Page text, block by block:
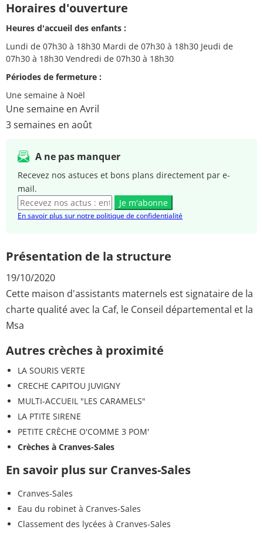
Horaires d'ouverture
Heures d'accueil des enfants :
Lundi de 07h30 à 18h30 Mardi de 07h30 à 18h30 Jeudi de
07h30 à 18h30 Vendredi de 07h30 à 18h30
Périodes de fermeture :
Une semaine à Noël
Une semaine en Avril
3 semaines en août
A ne pas manquer
Recevez nos astuces et bons plans directement par e-
mail.
Je m'abonne
En savoir plus sur notre politique de confidentialité
Présentation de la structure
19/10/2020
Cette maison d'assistants maternels est signataire de la
charte qualité avec la Caf, le Conseil départemental et la
Msa
Autres crèches à proximité
LA SOURIS VERTE
CRECHE CAPITOU JUVIGNY
MULTI-ACCUEIL "LES CARAMELS"
LA PTITE SIRENE
PETITE CRÈCHE O'COMME 3 POM'
Crèches à Cranves-Sales
En savoir plus sur Cranves-Sales
Cranves-Sales
Eau du robinet à Cranves-Sales
Classement des lycées à Cranves-Sales